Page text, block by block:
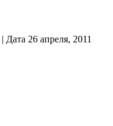
| Дата 26 апреля, 2011